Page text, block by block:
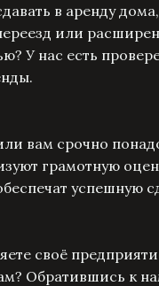
в аренду
или
У нас есть
вам срочно
грамотную
успешную
своё
Обратившись к